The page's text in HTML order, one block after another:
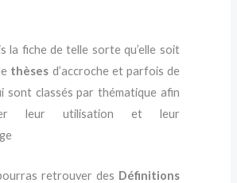
la fiche de telle sorte qu’elle soit
thèses d’accroche et parfois de
sont classés par thématique afin
leur utilisation et leur
retrouver des Définitions